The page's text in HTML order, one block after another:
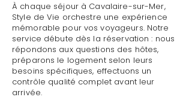
À chaque séjour à Cavalaire-sur-Mer,
Style de Vie orchestre une expérience
mémorable pour vos voyageurs. Notre
service débute dès la réservation : nous
répondons aux questions des hôtes,
préparons le logement selon leurs
besoins spécifiques, effectuons un
contrôle qualité complet avant leur
arrivée.